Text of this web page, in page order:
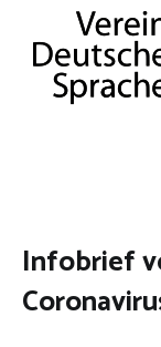
springen
Infobrief